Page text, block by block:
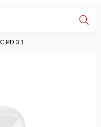
Belkin Boost Compact USB-C PD 3.1 30W Şarj Cihazı, Beyaz